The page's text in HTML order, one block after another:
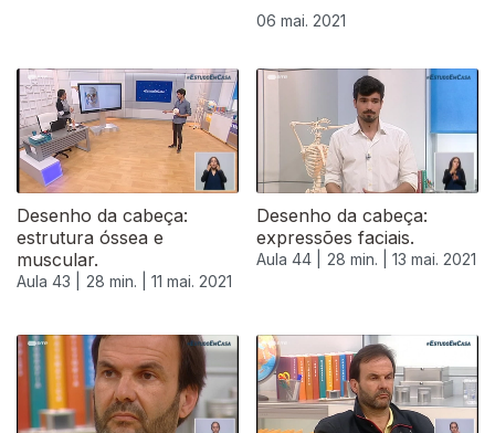
06 mai. 2021
Desenho da cabeça:
estrutura óssea e
muscular.
Aula 43 | 28 min. | 11 mai. 2021
Desenho da cabeça:
expressões faciais.
Aula 44 | 28 min. | 13 mai. 2021
545241